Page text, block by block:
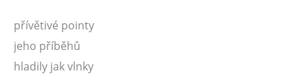
přívětivé pointy
jeho příběhů
hladily jak vlnky